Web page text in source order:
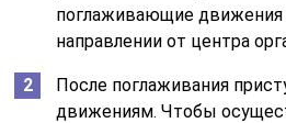
поглаживающие
направлении от центра
После поглаживания
движениям. Чтобы